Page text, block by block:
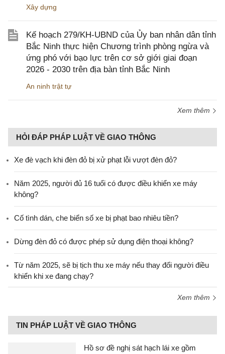
Xây dựng
Kế hoạch 279/KH-UBND của Ủy ban nhân dân tỉnh
Bắc Ninh thực hiện Chương trình phòng ngừa và
ứng phó với bạo lực trên cơ sở giới giai đoạn
2026 - 2030 trên địa bàn tỉnh Bắc Ninh
An ninh trật tự
Xem thêm
HỎI ĐÁP PHÁP LUẬT VỀ GIAO THÔNG
Xe đè vạch khi đèn đỏ bị xử phạt lỗi vượt đèn đỏ?
Năm 2025, người đủ 16 tuổi có được điều khiển xe máy
không?
Cố tình dán, che biển số xe bị phạt bao nhiêu tiền?
Dừng đèn đỏ có được phép sử dụng điện thoại không?
Từ năm 2025, sẽ bị tịch thu xe máy nếu thay đổi người điều
khiển khi xe đang chạy?
Xem thêm
TIN PHÁP LUẬT VỀ GIAO THÔNG
Hồ sơ đề nghị sát hạch lái xe gồm